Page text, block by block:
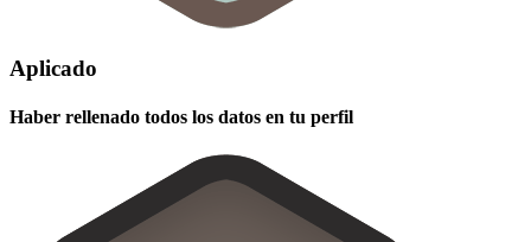
Aplicado
Haber rellenado todos los datos en tu perfil